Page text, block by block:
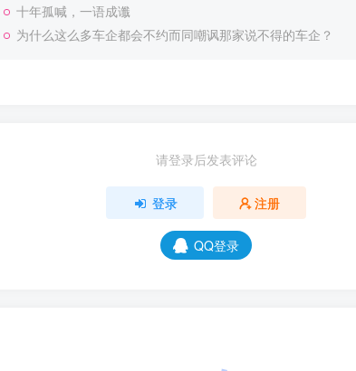
十年孤喊，一语成谶
为什么这么多车企都会不约而同嘲讽那家说不得的车企？
请登录后发表评论
登录 注册
QQ登录